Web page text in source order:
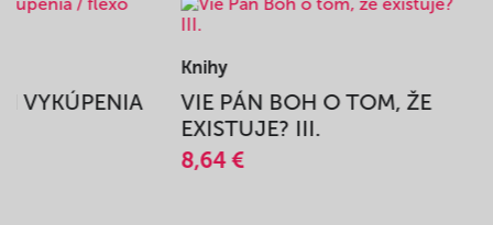
VYKÚPENIA
Knihy
VIE PÁN BOH O TOM, ŽE
EXISTUJE? III.
8,64 €